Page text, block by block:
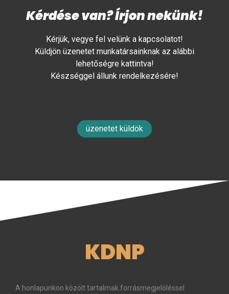
Kérdése van? Írjon nekünk!
Kérjük, vegye fel velünk a kapcsolatot!
Küldjön üzenetet munkatársainknak az alábbi
lehetőségre kattintva!
Készséggel állunk rendelkezésére!
üzenetet küldök
KDNP
A honlapunkon közölt tartalmak forrásmegjelöléssel